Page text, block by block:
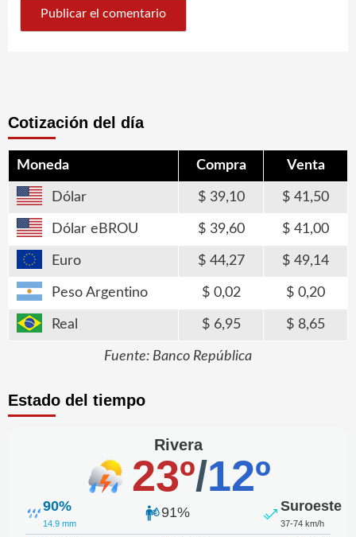
Cotización del día
Moneda Compra Venta
Dólar 39,10 41,50
Dólar eBROU 39,60 41,00
Euro 44,27 49,14
Peso Argentino 0,02 0,20
Real 6,95 8,65
Fuente: Banco República
Estado del tiempo
Rivera
23º/12º
90%
14.9 mm
91% Suroeste
37-74 km/h